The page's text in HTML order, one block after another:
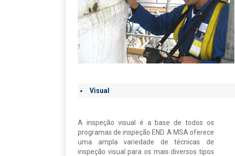
Visual
A inspeção visual é a base de todos os
programas de inspeção END. A MSA oferece
uma ampla variedade de técnicas de
inspeção visual para os mais diversos tipos